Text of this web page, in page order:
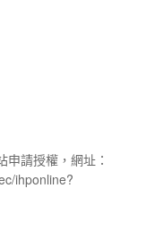
請授權，網址：
ihponline?